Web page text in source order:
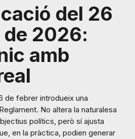
del 26
2026:
amb
de febrer introdueix una
No altera la naturalesa
polítics, però sí ajusta
en la pràctica, podien generar